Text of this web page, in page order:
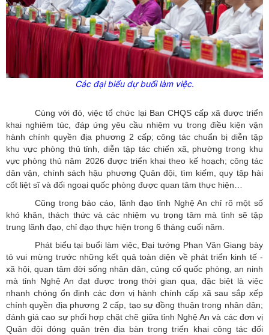
Các đại biểu dự buổi làm việc.
Cùng với đó, việc tổ chức lại Ban CHQS cấp xã được triển
khai nghiêm túc, đáp ứng yêu cầu nhiệm vụ trong điều kiện vận
hành chính quyền địa phương 2 cấp; công tác chuẩn bị diễn tập
khu vực phòng thủ tỉnh, diễn tập tác chiến xã, phường trong khu
vực phòng thủ năm 2026 được triển khai theo kế hoạch; công tác
dân vận, chính sách hậu phương Quân đội, tìm kiếm, quy tập hài
cốt liệt sĩ và đối ngoại quốc phòng được quan tâm thực hiện…
Cũng trong báo cáo, lãnh đạo tỉnh Nghệ An chỉ rõ một số
khó khăn, thách thức và các nhiệm vụ trọng tâm mà tỉnh sẽ tập
trung lãnh đạo, chỉ đạo thực hiện trong 6 tháng cuối năm.
Phát biểu tại buổi làm việc, Đại tướng Phan Văn Giang bày
tỏ vui mừng trước những kết quả toàn diện về phát triển kinh tế -
xã hội, quan tâm đời sống nhân dân, củng cố quốc phòng, an ninh
mà tỉnh Nghệ An đạt được trong thời gian qua, đặc biệt là việc
nhanh chóng ổn định các đơn vị hành chính cấp xã sau sắp xếp
chính quyền địa phương 2 cấp, tạo sự đồng thuận trong nhân dân;
đánh giá cao sự phối hợp chặt chẽ giữa tỉnh Nghệ An và các đơn vị
Quân đội đóng quân trên địa bàn trong triển khai công tác đối